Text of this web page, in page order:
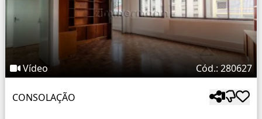
Vídeo Cód.: 280627
CONSOLAÇÃO